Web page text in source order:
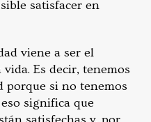
satisfacer en
viene a ser el
Es decir, tenemos
porque si no tenemos
significa que